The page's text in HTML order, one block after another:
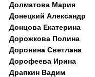
Долматова Мария
Донецкий Александр
Донцова Екатерина
Дорожкова Полина
Доронина Светлана
Дорофеева Ирина
Драпкин Вадим